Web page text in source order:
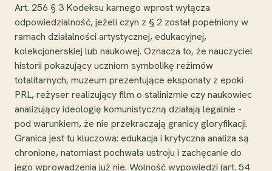
Art. 256 § 3 Kodeksu karnego wprost wyłącza
odpowiedzialność, jeżeli czyn z § 2 został popełniony w
ramach działalności artystycznej, edukacyjnej,
kolekcjonerskiej lub naukowej. Oznacza to, że nauczyciel
historii pokazujący uczniom symbolikę reżimów
totalitarnych, muzeum prezentujące eksponaty z epoki
PRL, reżyser realizujący film o stalinizmie czy naukowiec
analizujący ideologię komunistyczną działają legalnie -
pod warunkiem, że nie przekraczają granicy gloryfikacji.
Granica jest tu kluczowa: edukacja i krytyczna analiza są
chronione, natomiast pochwała ustroju i zachęcanie do
jego wprowadzenia już nie. Wolność wypowiedzi (art. 54